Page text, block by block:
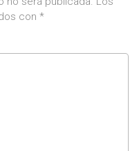
con *